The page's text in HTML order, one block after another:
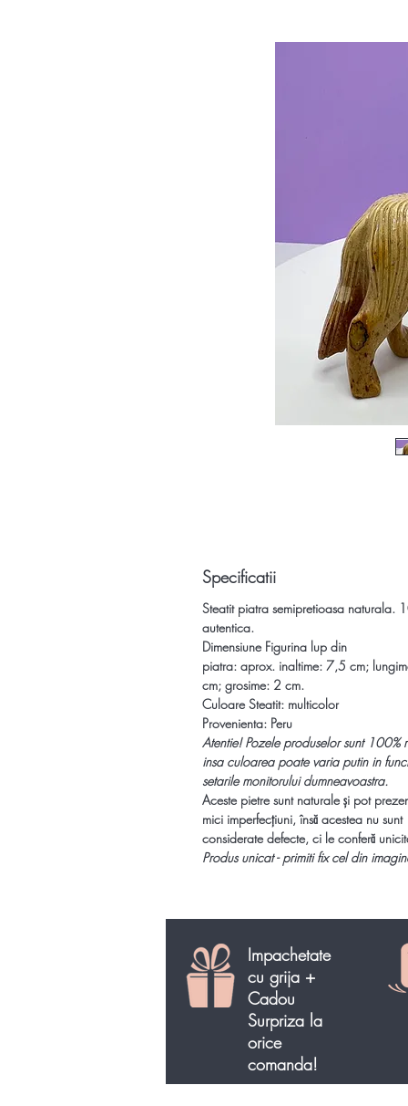
Specificatii
Steatit piatra semipretioasa naturala.
autentica.
DimensiuneFigurina lup din
piatra: aprox. inaltime: 7,5 cm;
cm; grosime: 2 cm.
Culoare Steatit: multicolor
Provenienta: Peru
Atentie!Pozele produselor sunt 100%
insa culoarea poate varia putin in
setarile monitorului dumneavoastra.
Aceste pietre sunt naturale și pot
mici imperfecțiuni, însă acestea nu sunt
considerate defecte, ci le conferă
Produs unicat - primiti fix cel din
Impachetate
cu grija +
Cadou
Surpriza la
orice
comanda!